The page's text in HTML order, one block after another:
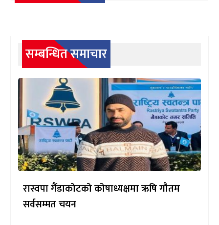
सम्बन्धित समाचार
रास्वपा गैंडाकोटको कोषाध्यक्षमा ऋषि गौतम
सर्वसम्मत चयन